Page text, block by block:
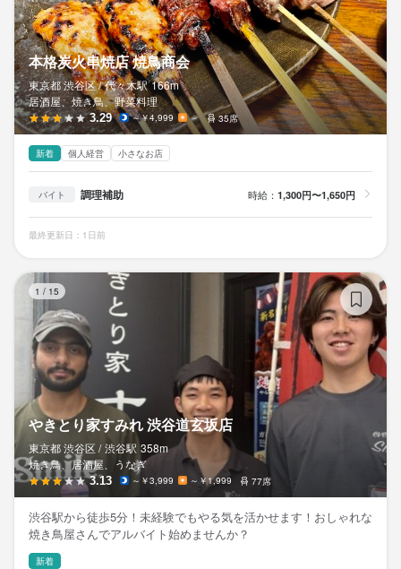
本格炭火串焼店 焼鳥商会
東京都 渋谷区 / 代々木駅 166m
居酒屋、焼き鳥、野菜料理
3.29 ～￥4,999 － 35席
新着 個人経営 小さなお店
バイト 調理補助 時給： 1,300円〜1,650円
最終更新日：1日前
1 / 15
やきとり家すみれ 渋谷道玄坂店
東京都 渋谷区 / 渋谷駅 358m
焼き鳥、居酒屋、うなぎ
3.13 ～￥3,999 ～￥1,999 77席
渋谷駅から徒歩5分！未経験でもやる気を活かせます！おしゃれな
焼き鳥屋さんでアルバイト始めませんか？
新着